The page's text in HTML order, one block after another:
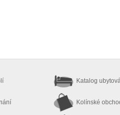
Katalog
Kolínské